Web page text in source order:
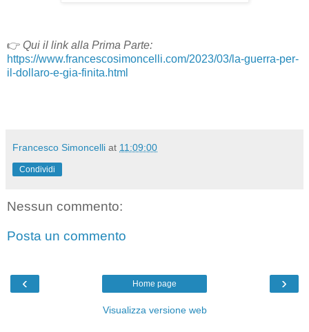
👉 Qui il link alla Prima Parte:
https://www.francescosimoncelli.com/2023/03/la-guerra-per-
il-dollaro-e-gia-finita.html
Francesco Simoncelli at 11:09:00
Condividi
Nessun commento:
Posta un commento
‹ ›
Home page
Visualizza versione web